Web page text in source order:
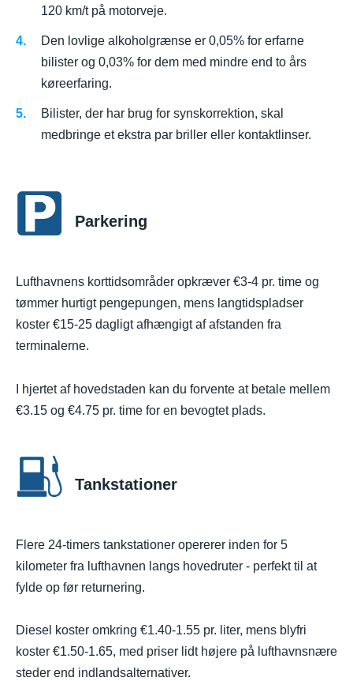
120 km/t på motorveje.
Den lovlige alkoholgrænse er 0,05% for erfarne
bilister og 0,03% for dem med mindre end to års
køreerfaring.
Bilister, der har brug for synskorrektion, skal
medbringe et ekstra par briller eller kontaktlinser.
Parkering
Lufthavnens korttidsområder opkræver €3-4 pr. time og
tømmer hurtigt pengepungen, mens langtidspladser
koster €15-25 dagligt afhængigt af afstanden fra
terminalerne.
I hjertet af hovedstaden kan du forvente at betale mellem
€3.15 og €4.75 pr. time for en bevogtet plads.
Tankstationer
Flere 24-timers tankstationer opererer inden for 5
kilometer fra lufthavnen langs hovedruter - perfekt til at
fylde op før returnering.
Diesel koster omkring €1.40-1.55 pr. liter, mens blyfri
koster €1.50-1.65, med priser lidt højere på lufthavnsnære
steder end indlandsalternativer.